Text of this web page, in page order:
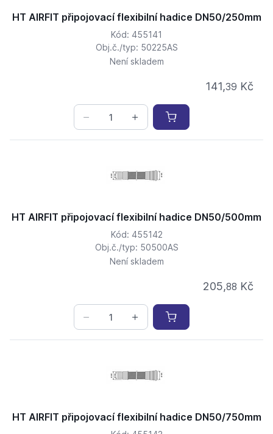
HT AIRFIT připojovací flexibilní hadice DN50/250mm
Kód: 455141
Obj.č./typ: 50225AS
Není skladem
141,39 Kč
HT AIRFIT připojovací flexibilní hadice DN50/500mm
Kód: 455142
Obj.č./typ: 50500AS
Není skladem
205,88 Kč
HT AIRFIT připojovací flexibilní hadice DN50/750mm